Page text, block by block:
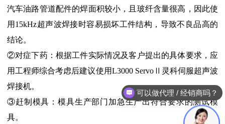
汽车油路管道配件的焊面积较小，且玻纤含量很高，因此使
用15kHz超声波焊接时容易损坏工件结构，导致不良品高的
结论。
②对症下药：根据工件实际情况及客户提出的具体要求，应
用工程师综合考虑后建议使用L3000 ServoⅡ灵科伺服超声波
焊接机。
③赶制模具：模具生产部门加急生产出符合要求的测试模
具。
能做焊接应用解决方案吗？